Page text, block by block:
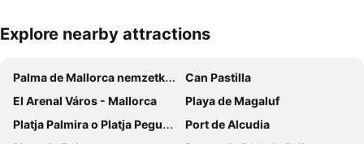
Nagy méretű térkép
Explore nearby attractions
Palma de Mallorca nemzetközi repülőtér
Can Pastilla
El Arenal Város - Mallorca
Playa de Magaluf
Platja Palmira o Platja Peguera Palmira o Platja des Pouet
Port de Alcudia